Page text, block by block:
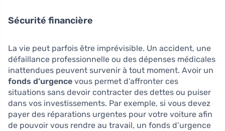
Sécurité financière
La vie peut parfois être imprévisible. Un accident, une
défaillance professionnelle ou des dépenses médicales
inattendues peuvent survenir à tout moment. Avoir un
fonds d’urgence vous permet d’affronter ces
situations sans devoir contracter des dettes ou puiser
dans vos investissements. Par exemple, si vous devez
payer des réparations urgentes pour votre voiture afin
de pouvoir vous rendre au travail, un fonds d’urgence